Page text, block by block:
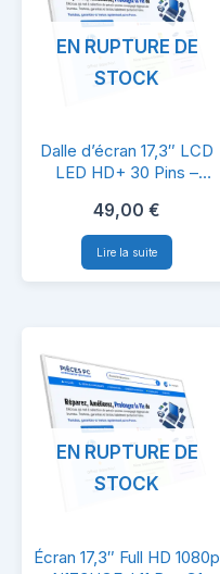
Dalle
d’écran
17,3″
LCD
LED
–
N173FGE-
E23
Rev.C2
Compatible
EN RUPTURE DE
STOCK
Dalle d’écran 17,3″ LCD
LED HD+ 30 Pins –
Compatible PC Portable
49,00 €
Lire la suite
Écran
EN RUPTURE DE
STOCK
Écran 17,3″ Full HD 1080p